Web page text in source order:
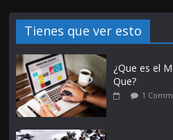
Tienes que ver esto
¿Que es el
Que?
1